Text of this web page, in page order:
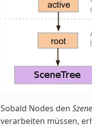
Sobald Nodes den
verarbeiten müssen,